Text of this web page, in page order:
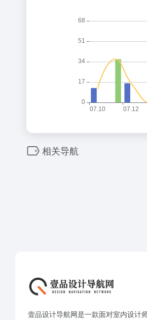
相关导航
壹品设计导航网是一款面对室内设计